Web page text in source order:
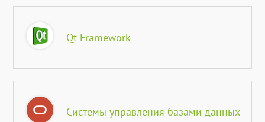
Qt Framework
Системы управления базами данных